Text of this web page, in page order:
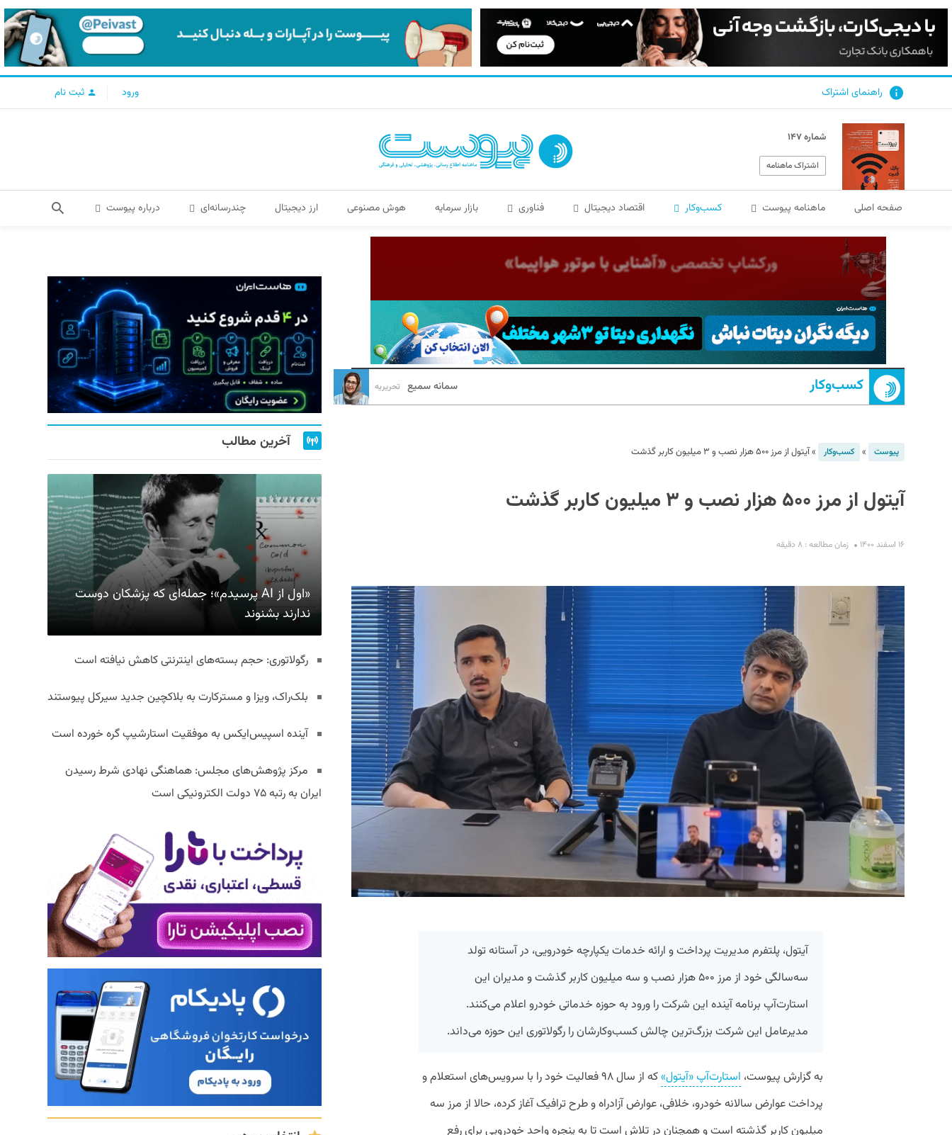
راهنمای اشتراک ورود ثبت نام
شماره ۱۴۷
اشتراک ماهنامه
صفحه اصلی ماهنامه پیوست کسب‌و‌کار اقتصاد دیجیتال فناوری بازار سرمایه هوش مصنوعی ارز دیجیتال چندرسانه‌ای درباره پیوست
کسب‌و‌کار سمانه سمیع تحریریه
پیوست » کسب‌و‌کار »آیتول از مرز ۵۰۰ هزار نصب و ۳ میلیون کاربر گذشت
آیتول از مرز ۵۰۰ هزار نصب و ۳ میلیون کاربر گذشت
۱۶ اسفند ۱۴۰۰ زمان مطالعه : ۸ دقیقه
آیتول، پلتفرم مدیریت پرداخت و ارائه خدمات یکپارچه خودرویی، در آستانه تولد
سه‌سالگی خود از مرز ۵۰۰ هزار نصب و سه میلیون کاربر گذشت و مدیران این
استارت‌آپ برنامه‌ آینده این شرکت را ورود به حوزه خدماتی خودرو اعلام می‌کنند.
مدیرعامل این شرکت بزرگ‌ترین چالش کسب‌وکارشان را رگولاتوری این حوزه می‌داند.
به گزارش پیوست، استارت‌آپ «آیتول»
که از سال ۹۸ فعالیت خود را با سرویس‌های استعلام و
پرداخت عوارض سالانه خودرو، خلافی، عوارض آزادراه و طرح ترافیک آغاز کرده، حالا از مرز سه
میلیون کاربر گذشته است و همچنان در تلاش است تا به پنجره واحد خودرویی برای رفع
آخرین مطالب
«اول از AI پرسیدم»؛ جمله‌ای که پزشکان دوست
ندارند بشنوند
رگولاتوری: حجم بسته‌های اینترنتی کاهش نیافته است
بلک‌راک، ویزا و مسترکارت به بلاکچین جدید سیرکل پیوستند
آینده اسپیس‌ایکس به موفقیت استارشیپ گره خورده است
مرکز پژوهش‌های مجلس: هماهنگی نهادی شرط رسیدن
ایران به رتبه ۷۵ دولت الکترونیکی است